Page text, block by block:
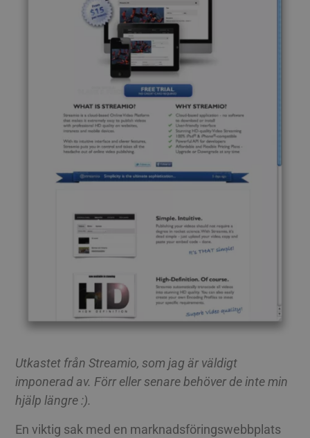
Utkastet från Streamio, som jag är väldigt
imponerad av. Förr eller senare behöver de inte min
hjälp längre :).
En viktig sak med en marknadsföringswebbplats